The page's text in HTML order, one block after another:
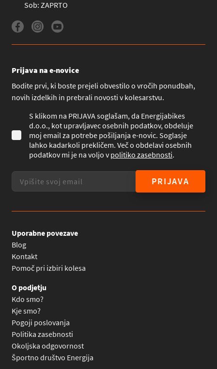
Sob: ZAPRTO
Prijava na e-novice
Bodite prvi, ki boste prejeli obvestilo o vročih ponudbah,
novih izdelkih in prebrali novosti v kolesarstvu.
S klikom na PRIJAVA soglašam, da Energijabikes
d.o.o., kot upravljavec osebnih podatkov, obdeluje
moj email za potrebe pošiljanja e-novic. Soglasje
lahko kadarkoli prekličem. Več o obdelavi osebnih
podatkov mi je na voljo vpolitiko zasebnosti.
PRIJAVA
Uporabne povezave
Blog
Kontakt
Pomoč pri izbiri kolesa
O podjetju
Kdo smo?
Kje smo?
Pogoji poslovanja
Politika zasebnosti
Okoljska odgovornost
Športno društvo Energija